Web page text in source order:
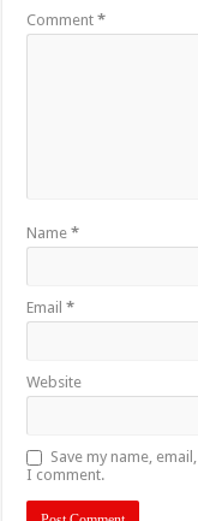
Comment*
Name*
Email*
Website
Save my name,
I comment.